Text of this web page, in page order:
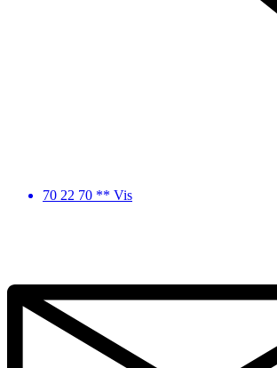
70 22 70 ** Vis